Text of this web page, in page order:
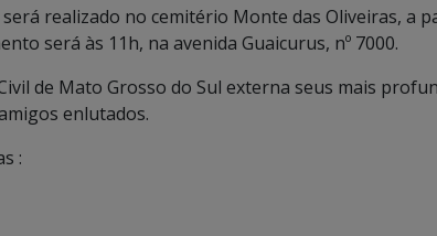
realizado no cemitério Monte das Oliveiras, a
será às 11h, na avenida Guaicurus, nº 7000.
de Mato Grosso do Sul externa seus mais
enlutados.
: